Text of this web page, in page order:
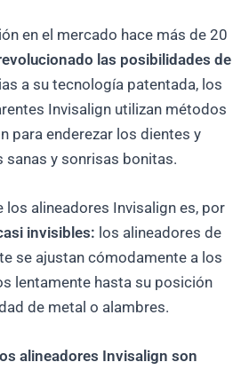
en el mercado hace más de 20
las posibilidades de
a su tecnología patentada, los
Invisalign utilizan métodos
para enderezar los dientes y
y sonrisas bonitas.
los alineadores Invisalign es, por
invisibles: los alineadores de
se ajustan cómodamente a los
lentamente hasta su posición
de metal o alambres.
alineadores Invisalign son